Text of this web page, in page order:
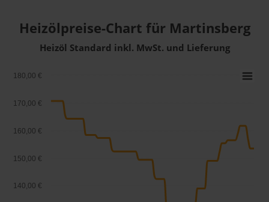
Heizölpreise-Chart für Martinsberg
Heizöl Standard inkl. MwSt. und Lieferung
140,00 €
150,00 €
160,00 €
170,00 €
180,00 €